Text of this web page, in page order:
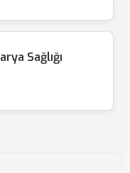
Sağlığı